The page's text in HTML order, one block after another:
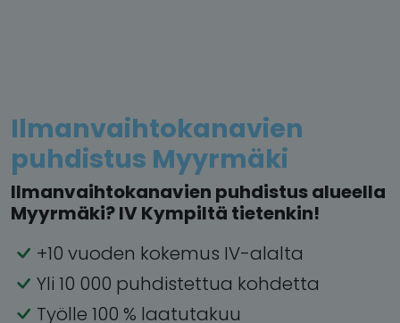
Ilmanvaihtokanavien
puhdistus Myyrmäki
Ilmanvaihtokanavien puhdistus alueella
Myyrmäki? IV Kympiltä tietenkin!
+10 vuoden kokemus IV-alalta
Yli 10 000 puhdistettua kohdetta
Työlle 100 % laatutakuu